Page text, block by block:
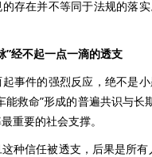
在并不等同于法规的落实
”经不起一点一滴的透支
件的强烈反应，绝不是小
能救命”形成的普遍共识与
重要的社会支撑。
信任被透支，后果是所有